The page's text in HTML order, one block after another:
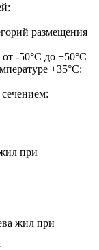
размещения
-50°С до +50°С
+35°С:
при
жил при